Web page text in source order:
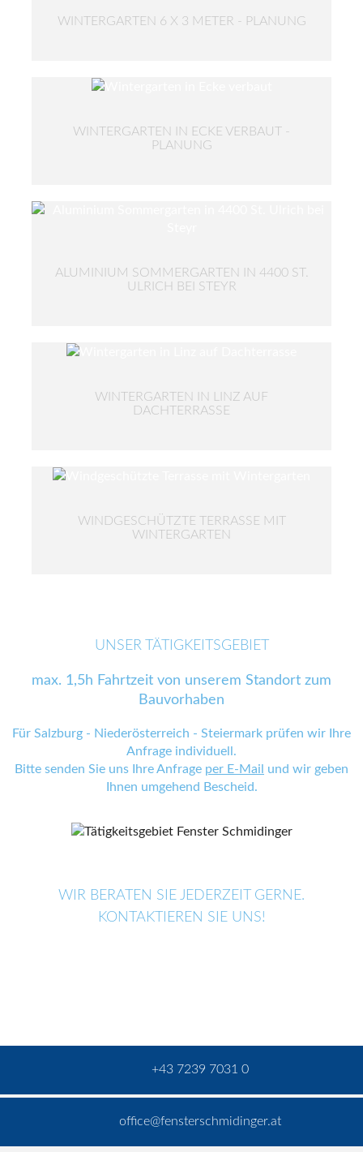
WINTERGARTEN 6 X 3 METER - PLANUNG
WINTERGARTEN IN ECKE VERBAUT -
PLANUNG
ALUMINIUM SOMMERGARTEN IN 4400 ST.
ULRICH BEI STEYR
WINTERGARTEN IN LINZ AUF
DACHTERRASSE
WINDGESCHÜTZTE TERRASSE MIT
WINTERGARTEN
UNSER TÄTIGKEITSGEBIET
max. 1,5h Fahrtzeit von unserem Standort zum
Bauvorhaben
Für Salzburg - Niederösterreich - Steiermark prüfen wir Ihre
Anfrage individuell.
Bitte senden Sie uns Ihre Anfrage per E-Mail
und wir geben
Ihnen umgehend Bescheid.
WIR BERATEN SIE JEDERZEIT GERNE.
KONTAKTIEREN SIE UNS!
+43 7239 7031 0
office@fensterschmidinger.at